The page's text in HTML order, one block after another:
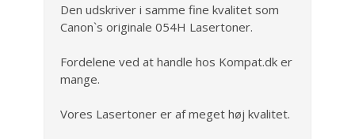
Den udskriver i samme fine kvalitet som
Canon`s originale 054H Lasertoner.
Fordelene ved at handle hos Kompat.dk er
mange.
Vores Lasertoner er af meget høj kvalitet.